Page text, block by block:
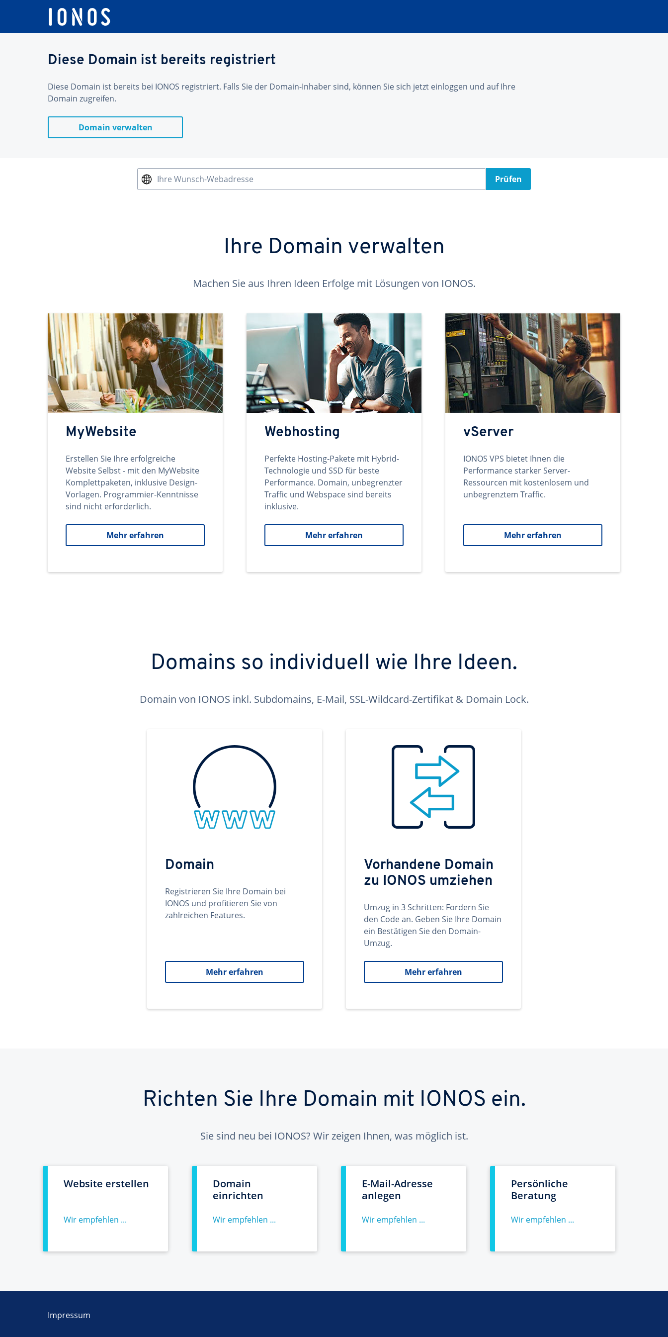
Diese Domain ist bereits registriert
Diese Domain ist bereits bei IONOS registriert. Falls Sie der Domain-Inhaber sind, können Sie sich jetzt einloggen und auf Ihre
Domain zugreifen.
Domain verwalten
Ihre Wunsch-Webadresse Prüfen
Ihre Domain verwalten
Machen Sie aus Ihren Ideen Erfolge mit Lösungen von IONOS.
MyWebsite
Erstellen Sie Ihre erfolgreiche
Website Selbst - mit den MyWebsite
Komplettpaketen, inklusive Design-
Vorlagen. Programmier-Kenntnisse
sind nicht erforderlich.
Mehr erfahren
Webhosting
Perfekte Hosting-Pakete mit Hybrid-
Technologie und SSD für beste
Performance. Domain, unbegrenzter
Traffic und Webspace sind bereits
inklusive.
Mehr erfahren
vServer
IONOS VPS bietet Ihnen die
Performance starker Server-
Ressourcen mit kostenlosem und
unbegrenztem Traffic.
Mehr erfahren
Domains so individuell wie Ihre Ideen.
Domain von IONOS inkl. Subdomains, E-Mail, SSL-Wildcard-Zertifikat & Domain Lock.
Domain
Registrieren Sie Ihre Domain bei
IONOS und profitieren Sie von
zahlreichen Features.
Mehr erfahren
Vorhandene Domain
zu IONOS umziehen
Umzug in 3 Schritten: Fordern Sie
den Code an. Geben Sie Ihre Domain
ein Bestätigen Sie den Domain-
Umzug.
Mehr erfahren
Richten Sie Ihre Domain mit IONOS ein.
Sie sind neu bei IONOS? Wir zeigen Ihnen, was möglich ist.
Website erstellen
Wir empfehlen ...
Domain
einrichten
Wir empfehlen ...
E-Mail-Adresse
anlegen
Wir empfehlen ...
Persönliche
Beratung
Wir empfehlen ...
Impressum